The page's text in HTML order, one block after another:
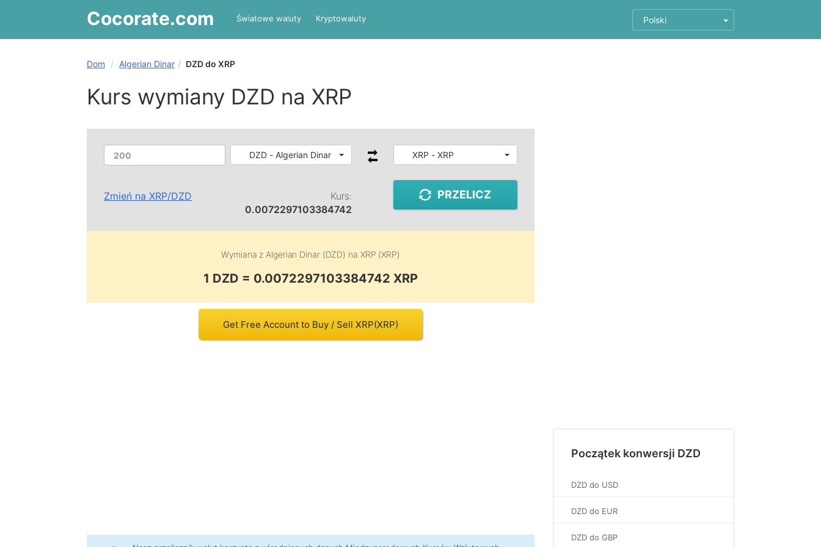
Cocorate.com Światowe waluty Kryptowaluty Polski
Dom Algerian Dinar DZD do XRP
Kurs wymiany DZD na XRP
DZD - Algerian Dinar XRP - XRP
Zmień na XRP/DZD
Kurs:
0.0072297103384742
PRZELICZ
Wymiana z Algerian Dinar (DZD) na XRP (XRP)
1 DZD = 0.0072297103384742 XRP
Get Free Account to Buy / Sell XRP(XRP)
Początek konwersji DZD
DZD do USD
DZD do EUR
DZD do GBP